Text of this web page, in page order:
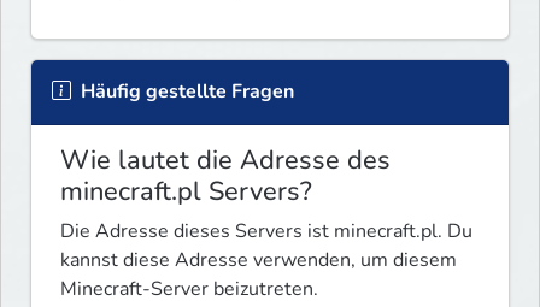
Häufig gestellte Fragen
Wie lautet die Adresse des
minecraft.pl Servers?
Die Adresse dieses Servers ist minecraft.pl. Du
kannst diese Adresse verwenden, um diesem
Minecraft-Server beizutreten.